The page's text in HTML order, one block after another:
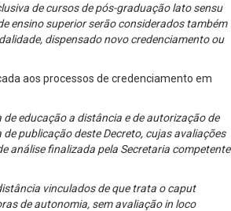
de cursos de pós-graduação lato sensu
ensino superior serão considerados também
dispensado novo credenciamento ou
aos processos de credenciamento em
educação a distância e de autorização de
publicação deste Decreto, cujas avaliações
análise finalizada pela Secretaria competente
vinculados de que trata o caput
de autonomia, sem avaliação in loco